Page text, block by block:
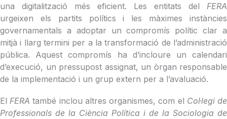
una digitalització més eficient. Les entitats del FERA
urgeixen els partits polítics i les màximes instàncies
governamentals a adoptar un compromís polític clar a
mitjà i llarg termini per a la transformació de l’administració
pública. Aquest compromís ha d’incloure un calendari
d’execució, un pressupost assignat, un òrgan responsable
de la implementació i un grup extern per a l’avaluació.
El FERA també inclou altres organismes, com el Col·legi de
Professionals de la Ciència Política i de la Sociologia de